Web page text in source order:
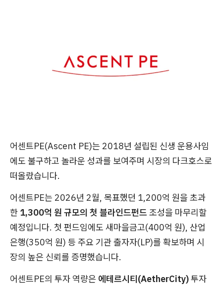
어센트PE(Ascent PE)는 2018년 설립된 신생 운용사임
에도 불구하고 놀라운 성과를 보여주며 시장의 다크호스로
떠올랐습니다.
어센트PE는 2026년 2월, 목표했던 1,200억 원을 초과
한 1,300억 원 규모의 첫 블라인드펀드 조성을 마무리할
예정입니다. 첫 펀드임에도 새마을금고(400억 원), 산업
은행(350억 원) 등 주요 기관 출자자(LP)를 확보하며 시
장의 높은 신뢰를 증명했습니다.
어센트PE의 투자 역량은 에테르시티(AetherCity)투자